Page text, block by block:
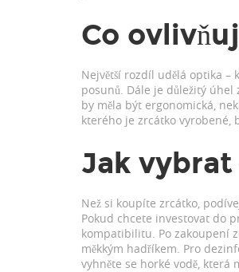
Co
Největší rozdíl udělá optika
posunů. Dále je důležitý úhel
by měla být ergonomická,
kterého je zrcátko vyrobené,
Jak
Než si koupíte zrcátko,
Pokud chcete investovat do
kompatibilitu. Po zakoupení
měkkým hadříkem. Pro
vyhněte se horké vodě, která